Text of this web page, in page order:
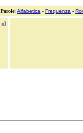
Parole: Alfabetica - Frequenza -
»]